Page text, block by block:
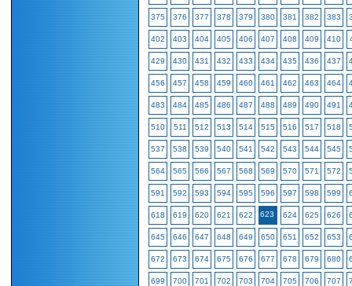
375 376 377 378 379 380 381 382 383
402 403 404 405 406 407 408 409 410
429 430 431 432 433 434 435 436 437
456 457 458 459 460 461 462 463 464
483 484 485 486 487 488 489 490 491
510 511 512 513 514 515 516 517 518
537 538 539 540 541 542 543 544 545
564 565 566 567 568 569 570 571 572
591 592 593 594 595 596 597 598 599
618 619 620 621 622 623 624 625 626
645 646 647 648 649 650 651 652 653
672 673 674 675 676 677 678 679 680
699 700 701 702 703 704 705 706 707